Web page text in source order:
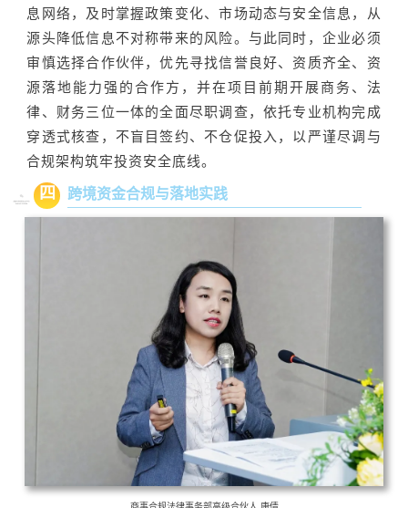
息网络，及时掌握政策变化、市场动态与安全信息，从
源头降低信息不对称带来的风险。与此同时，企业必须
审慎选择合作伙伴，优先寻找信誉良好、资质齐全、资
源落地能力强的合作方，并在项目前期开展商务、法
律、财务三位一体的全面尽职调查，依托专业机构完成
穿透式核查，不盲目签约、不仓促投入，以严谨尽调与
合规架构筑牢投资安全底线。
四 跨境资金合规与落地实践